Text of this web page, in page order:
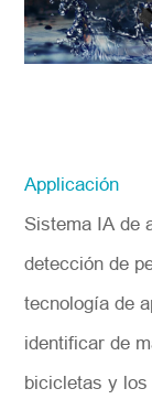
Applicación
Sistema IA de
detección de
tecnología de
identificar de
bicicletas y los